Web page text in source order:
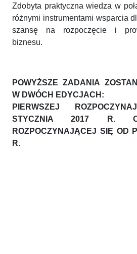
Zdobyta praktyczna wiedza w
różnymi instrumentami wsparcia
szansę na rozpoczęcie i
biznesu.
POWYŻSZE ZADANIA
W DWÓCH EDYCJACH:
PIERWSZEJ
STYCZNIA 2017 R.
ROZPOCZYNAJĄCEJ SIĘ OD
R.